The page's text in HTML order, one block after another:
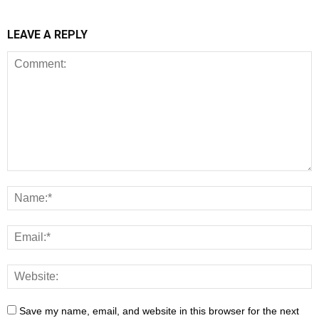
LEAVE A REPLY
Save my name, email, and website in this browser for the next